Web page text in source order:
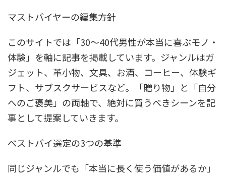
マストバイヤーの編集方針
このサイトでは「30～40代男性が本当に喜ぶモノ・
体験」を軸に記事を掲載しています。ジャンルはガ
ジェット、革小物、文具、お酒、コーヒー、体験ギ
フト、サブスクサービスなど。「贈り物」と「自分
へのご褒美」の両軸で、絶対に買うべきシーンを記
事として提案していきます。
ベストバイ選定の3つの基準
同じジャンルでも「本当に長く使う価値があるか」